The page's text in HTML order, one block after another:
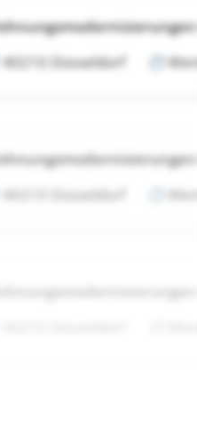
40210 Düsseldorf
40210 Düsseldorf